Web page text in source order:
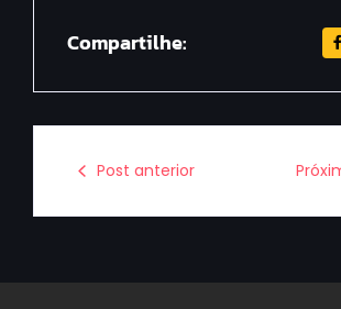
Compartilhe:
Post anterior